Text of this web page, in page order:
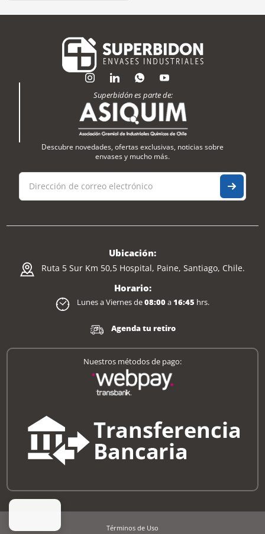
Superbidón es parte de:
Descubre novedades, ofertas exclusivas, noticias sobre
envases y mucho más.
Ubicación:
Ruta 5 Sur Km 50,5 Hospital, Paine, Santiago, Chile.
Horario:
Lunes a Viernes de08:00a16:45 hrs.
Agenda tu retiro
Nuestros métodos de pago:
Términos de Uso